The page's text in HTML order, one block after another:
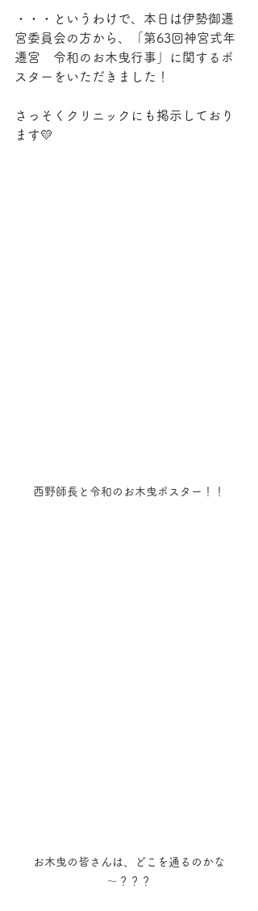
・・・というわけで、本日は伊勢御遷
宮委員会の方から、「第63回神宮式年
遷宮　令和のお木曳行事」に関するポ
スターをいただきました！
さっそくクリニックにも掲示しており
ます💛
西野師長と令和のお木曳ポスター！！
お木曳の皆さんは、どこを通るのかな
～？？？